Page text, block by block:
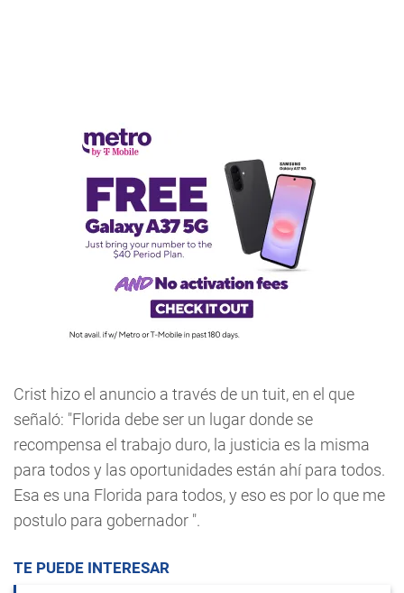
Crist hizo el anuncio a través de un tuit, en el que
señaló: "Florida debe ser un lugar donde se
recompensa el trabajo duro, la justicia es la misma
para todos y las oportunidades están ahí para todos.
Esa es una Florida para todos, y eso es por lo que me
postulo para gobernador ".
TE PUEDE INTERESAR